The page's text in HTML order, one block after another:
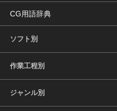
CG用語辞典
ソフト別
作業工程別
ジャンル別